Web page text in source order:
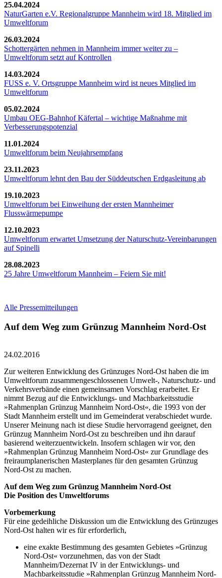
25.04.2024
NaturGarten e.V. Regionalgruppe Mannheim wird 18. Mitglied im
Umweltforum
26.03.2024
Schottergärten nehmen in Mannheim immer weiter zu –
Umweltforum setzt auf Kontrollen
14.03.2024
FUSS e. V. Ortsgruppe Mannheim wird ist neues Mitglied im
Umweltforum
05.02.2024
Umbau OEG-Bahnhof Käfertal – wichtige Maßnahme mit
Verbesserungspotenzial
11.01.2024
Umweltforum beim Neujahrsempfang
23.11.2023
Umweltforum lehnt den Bau der Süddeutschen Erdgasleitung ab
19.10.2023
Umweltforum bei Einweihung der ersten Mannheimer
Flusswärmepumpe
12.10.2023
Umweltforum erwartet Umsetzung der Naturschutz-Vereinbarungen
auf Spinelli
28.08.2023
25 Jahre Umweltforum Mannheim – Feiern Sie mit!
Alle Pressemitteilungen
Auf dem Weg zum Grünzug Mannheim Nord-Ost
24.02.2016
Zur weiteren Entwicklung des Grünzuges Nord-Ost haben die im
Umweltforum zusammengeschlossenen Umwelt-, Naturschutz- und
Verkehrsverbände einen gemeinsamen Vorschlag erarbeitet. Er
nimmt Bezug auf die Entwicklungs- und Machbarkeitsstudie
»Rahmenplan Grünzug Mannheim Nord-Ost«, die 1993 von der
Stadt Mannheim erstellt und im Gemeinderat verabschiedet wurde.
Unserer Meinung nach ist diese Studie hervorragend geeignet, den
Grünzug Mannheim Nord-Ost zu beschreiben und ihn darauf
basierend weiterzuentwickeln. Insofern schlagen wir vor, den
»Rahmenplan Grünzug Mannheim Nord-Ost« zur Grundlage des
freiraumplanerischen Masterplanes für den gesamten Grünzug
Nord-Ost zu machen.
Auf dem Weg zum Grünzug Mannheim Nord-Ost
Die Position des Umweltforums
Vorbemerkung
Für eine gedeihliche Diskussion um die Entwicklung des Grünzuges
Nord-Ost halten wir es für erforderlich,
eine exakte Bestimmung des gesamten Gebietes »Grünzug
Nord-Ost« vorzunehmen, das von der Stadt
Mannheim/Dezernat IV in der Entwicklungs- und
Machbarkeitsstudie »Rahmenplan Grünzug Mannheim Nord-